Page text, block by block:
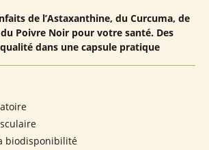
de l’Astaxanthine, du Curcuma, de
Poivre Noir pour votre santé. Des
dans une capsule pratique
biodisponibilité